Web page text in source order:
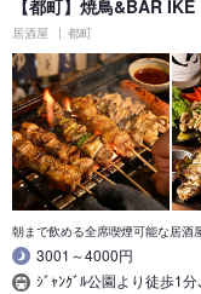
【都町】焼鳥&BAR IKE
居酒屋 都町
朝まで飲める全席喫煙可能な居酒
3001～4000円
ｼﾞｬﾝｸﾞﾙ公園より徒歩1